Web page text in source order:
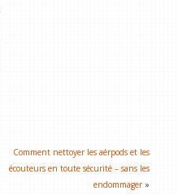
Comment nettoyer les aérpods et les
écouteurs en toute sécurité – sans les
endommager »